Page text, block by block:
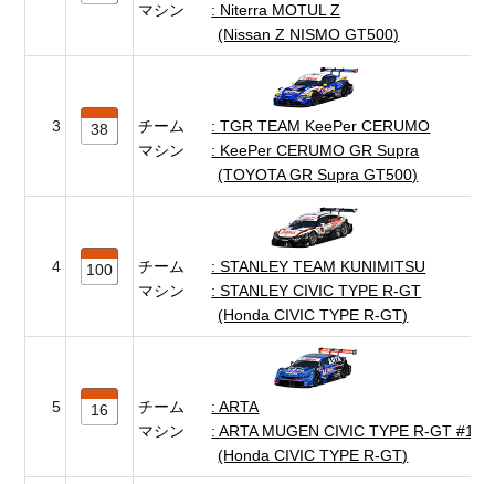
マシン
Niterra MOTUL Z
(Nissan Z NISMO GT500)
3 38 チーム
TGR TEAM KeePer CERUMO
マシン
KeePer CERUMO GR Supra
(TOYOTA GR Supra GT500)
4 100 チーム
STANLEY TEAM KUNIMITSU
マシン
STANLEY CIVIC TYPE R-GT
(Honda CIVIC TYPE R-GT)
5 16 チーム
ARTA
マシン
ARTA MUGEN CIVIC TYPE R-GT #16
(Honda CIVIC TYPE R-GT)